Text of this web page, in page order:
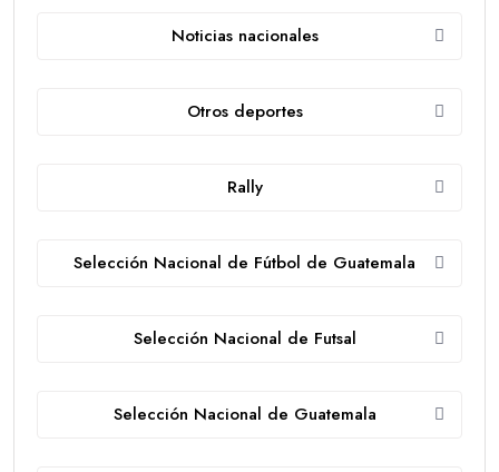
Noticias nacionales
Otros deportes
Rally
Selección Nacional de Fútbol de Guatemala
Selección Nacional de Futsal
Selección Nacional de Guatemala